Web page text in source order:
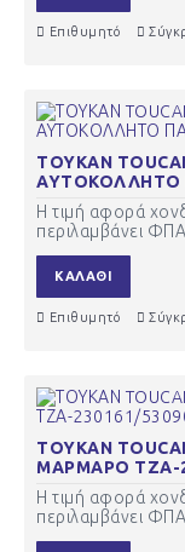
Επιθυμητό
ΤΟΥΚΑΝ
ΑΥΤΟΚΟΛΛΗΤΟ
Η τιμή αφορά
περιλαμβάνει
ΚΑΛΆΘΙ
Επιθυμητό
ΤΟΥΚΑΝ
ΜΑΡΜΑΡΟ ΤΖΑ-
Η τιμή αφορά
περιλαμβάνει